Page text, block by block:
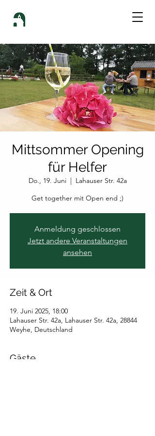
Mittsommer Opening
für Helfer
Do., 19. Juni
  |
Lahauser Str. 42a
Get together mit Open end ;)
Anmeldung geschlossen
Jetzt andere Veranstaltungen
ansehen
Zeit & Ort
19. Juni 2025, 18:00
Lahauser Str. 42a, Lahauser Str. 42a, 28844
Weyhe, Deutschland
Gäste